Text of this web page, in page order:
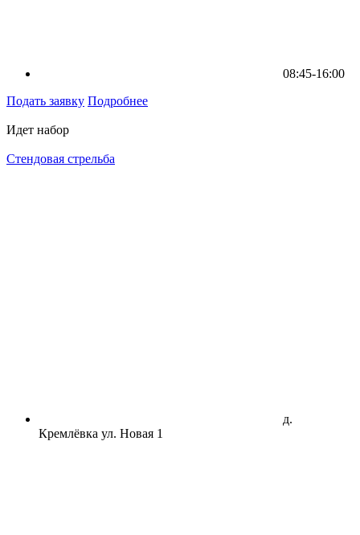
08:45-16:00
Подать заявку Подробнее
Идет набор
Стендовая стрельба
д.
Кремлёвка ул. Новая 1